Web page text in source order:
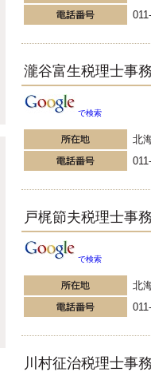
瀧谷富生税理士事
で検索
北
戸梶節夫税理士事
で検索
北
川村征治税理士事